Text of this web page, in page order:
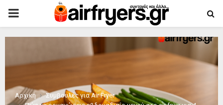
PRIMARY
MENU
Αρχική
Συμβουλές για Air Fryer